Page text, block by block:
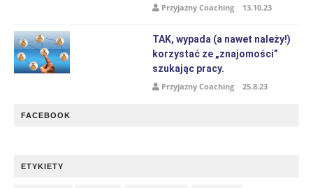
Przyjazny Coaching 13.10.23
TAK, wypada (a nawet należy!)
korzystać ze „znajomości”
szukając pracy.
Przyjazny Coaching 25.8.23
FACEBOOK
ETYKIETY